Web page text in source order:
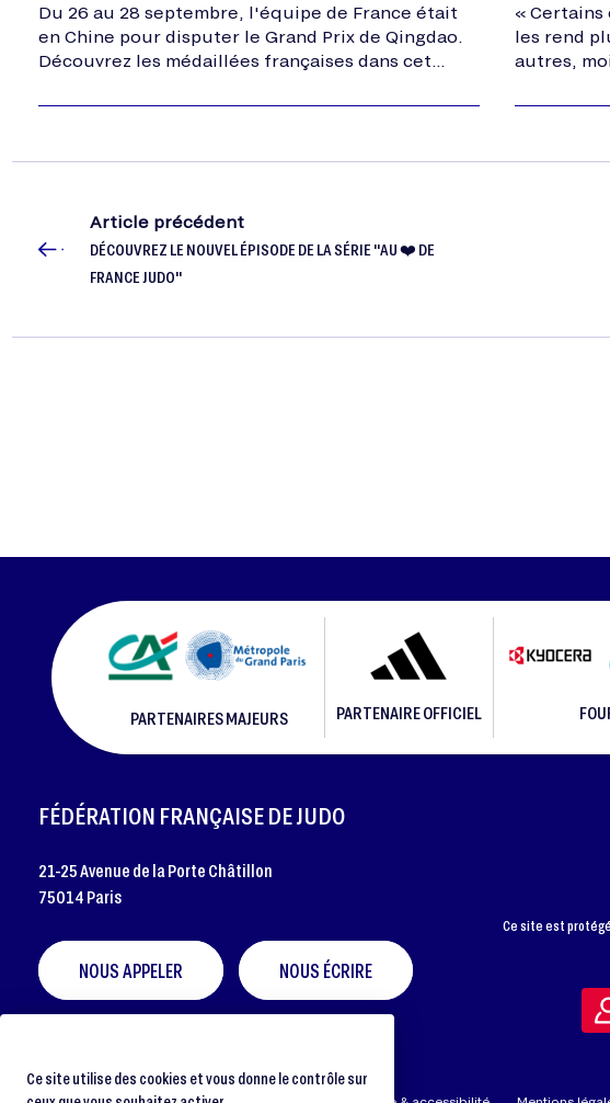
Du 26 au 28 septembre, l'équipe de France était
en Chine pour disputer le Grand Prix de Qingdao.
Découvrez les médaillées françaises dans cet
«
les rend
autres,
Article précédent
DÉCOUVREZ LE NOUVEL ÉPISODE DE LA SÉRIE "AU ❤️ DE
FRANCE JUDO"
PARTENAIRES MAJEURS PARTENAIRE OFFICIEL
FOOTER
FÉDÉRATION FRANÇAISE DE JUDO
21-25 Avenue de la Porte Châtillon
75014 Paris
NOUS APPELER NOUS ÉCRIRE
Ce site est protégé
Ce site utilise des cookies et vous donne le contrôle sur